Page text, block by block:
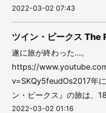
2022-03-02 07:43
ツイン・ピークス The
遂に旅が終わった…。
https://
v=SKQy5feudOs2017年
ン・ピークス』の旅は、
2022-03-02 01:16